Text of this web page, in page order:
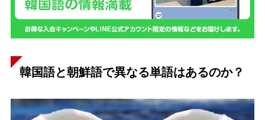
韓国語と朝鮮語で異なる単語はあるのか？